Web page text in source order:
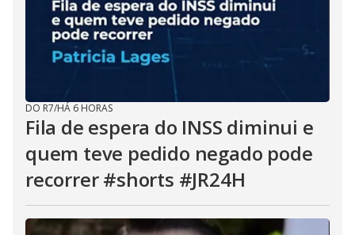
DO R7/HÁ 6 HORAS
Fila de espera do INSS diminui e
quem teve pedido negado pode
recorrer #shorts #JR24H